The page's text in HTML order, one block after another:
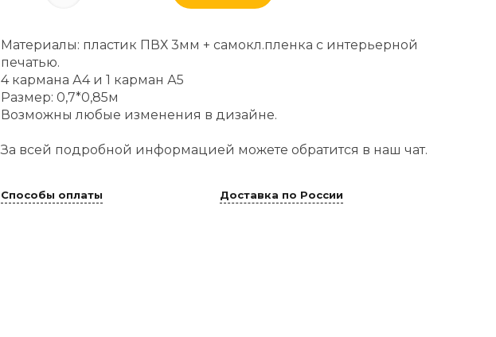
Материалы: пластик ПВХ 3мм + самокл.пленка с интерьерной
печатью.
4 кармана А4 и 1 карман А5
Размер: 0,7*0,85м
Возможны любые изменения в дизайне.
За всей подробной информацией можете обратится в наш чат.
Способы оплаты Доставка по России